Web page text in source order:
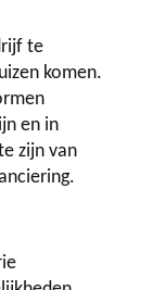
te
komen.
en in
zijn van